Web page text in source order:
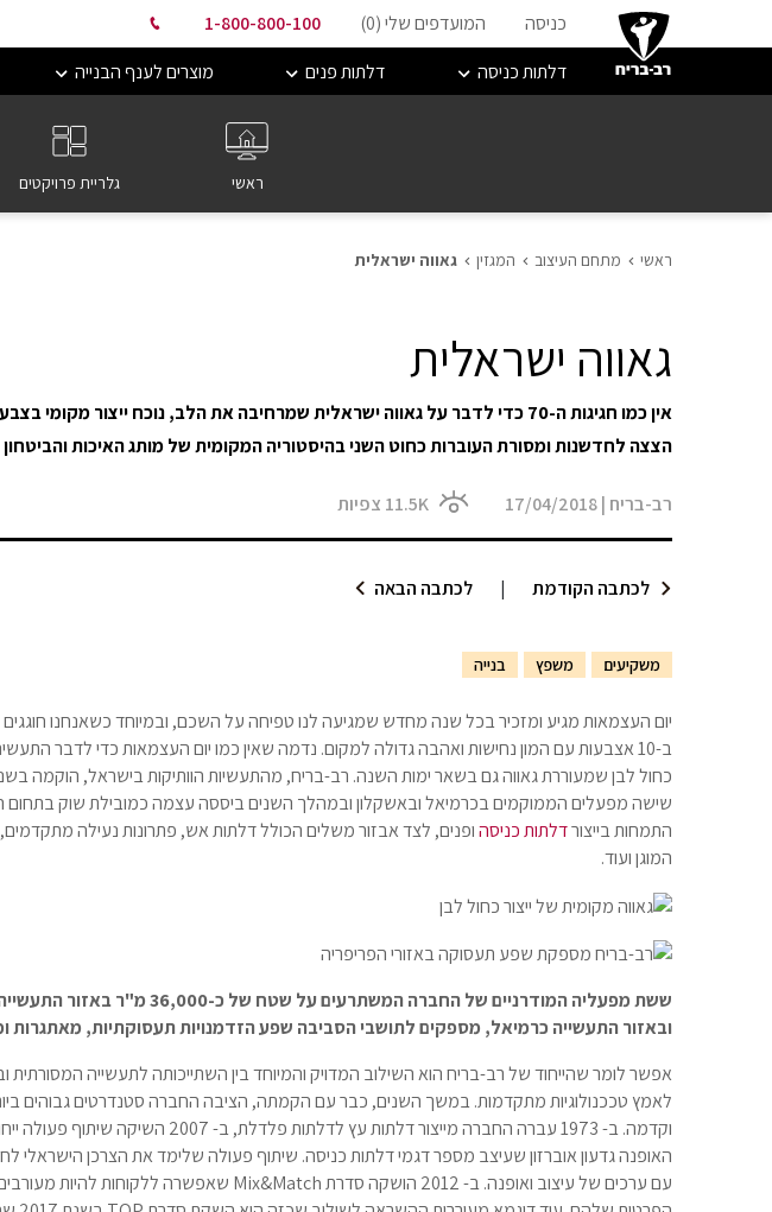
כניסה המועדפים שלי (0
)
1-800-800-100
דלתות כניסה
דלתות פנים מוצרים לענף הבנייה
ראשי גלריית פרויקטים
ראשי מתחם העיצוב המגזין גאווה ישראלית
גאווה ישראלית
אין כמו חגיגות ה-70 כדי לדבר על גאווה ישראלית שמרחיבה את הלב, נוכח ייצור מקומי
הצצה לחדשנות ומסורת העוברות כחוט השני בהיסטוריה המקומית של מותג האיכות
רב-בריח |
17/04/2018
11.5K צפיות
לכתבה הקודמת | לכתבה הבאה
משקיעים משפץ בנייה
ב-10 אצבעות עם המון נחישות ואהבה גדולה למקום. נדמה שאין כמו יום העצמאות כדי לדבר
שישה מפעלים הממוקמים בכרמיאל ובאשקלון ובמהלך השנים ביססה עצמה כמובילת שוק
התמחות בייצורדלתות כניסהופנים, לצד אבזור משלים הכולל דלתות אש, פתרונות נעילה
המוגן ועוד.
ששת מפעליה המודרניים של החברה המשתרעים על
ובאזור התעשייה כרמיאל, מספקים לתושבי הסביבה שפע הזדמנויות תעסוקתיות, מאתגרות
אפשר לומר שהייחוד של רב-בריח הוא השילוב המדויק והמיוחד בין השתייכותה לתעשייה המסורתית
לאמץ טככנולוגיות מתקדמות. במשך השנים, כבר עם הקמתה, הציבה החברה סטנדרטים גבוהים
וקדמה. ב- 1973 עברה החברה מייצור דלתות עץ לדלתות פלדלת, ב-
האופנה גדעון אוברזון שעיצב מספר דגמי דלתות כניסה. שיתוף פעולה שלימד את הצרכן הישראלי
עם ערכים של עיצוב ואופנה. ב- 2012 הושקה סדרת
Mix&Match שאפשרה ללקוחות להיות